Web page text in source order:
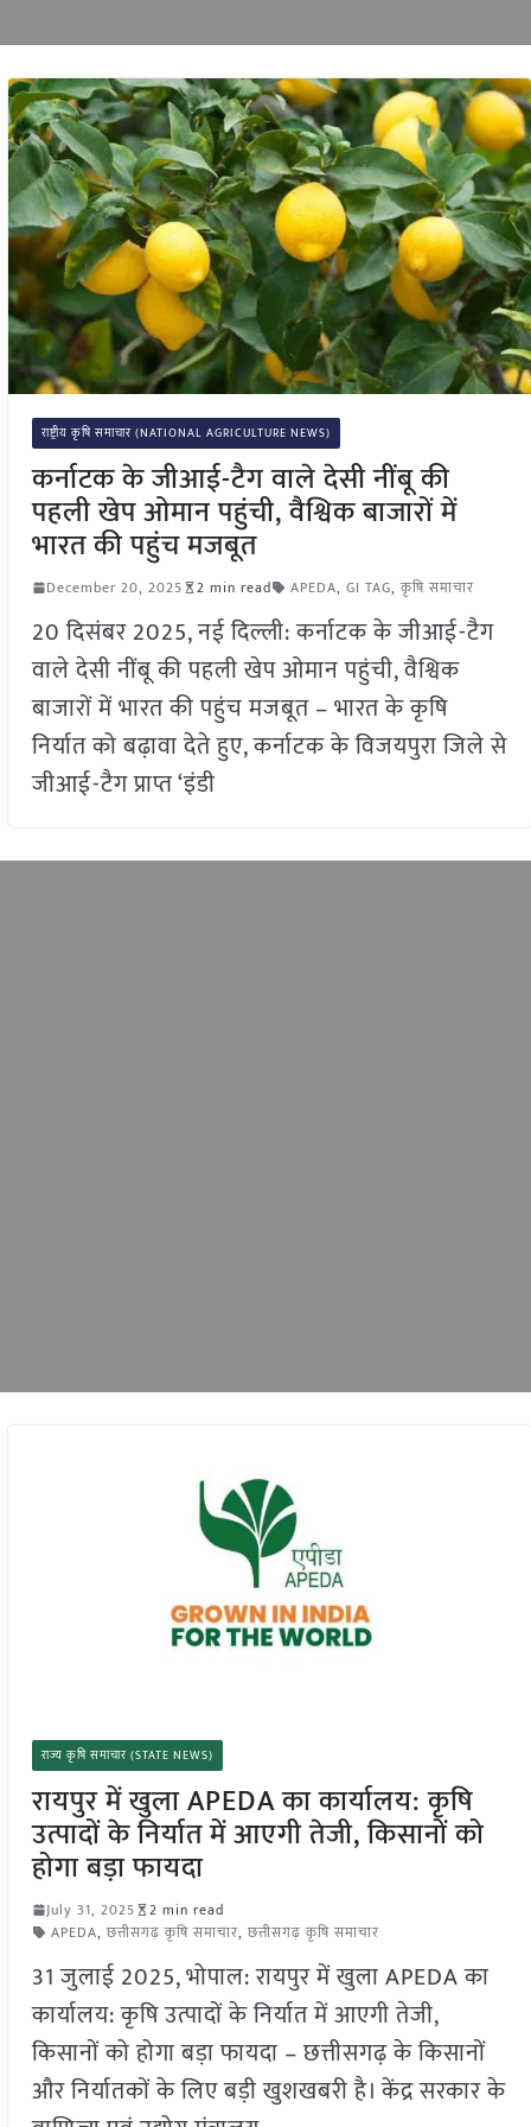
राष्ट्रीय कृषि समाचार (NATIONAL AGRICULTURE NEWS)
कर्नाटक के जीआई-टैग वाले देसी नींबू की
पहली खेप ओमान पहुंची, वैश्विक बाजारों में
भारत की पहुंच मजबूत
December 20, 2025 2 min read APEDA, GI TAG, कृषि समाचार
20 दिसंबर 2025, नई दिल्ली: कर्नाटक के जीआई-टैग
वाले देसी नींबू की पहली खेप ओमान पहुंची, वैश्विक
बाजारों में भारत की पहुंच मजबूत – भारत के कृषि
निर्यात को बढ़ावा देते हुए, कर्नाटक के विजयपुरा जिले से
जीआई-टैग प्राप्त ‘इंडी
राज्य कृषि समाचार (STATE NEWS)
रायपुर में खुला APEDA का कार्यालय: कृषि
उत्पादों के निर्यात में आएगी तेजी, किसानों को
होगा बड़ा फायदा
July 31, 2025
2 min read
APEDA, छत्तीसगढ़ कृषि समाचार, छत्तीसगढ़ कृषि समाचार
31 जुलाई 2025, भोपाल: रायपुर में खुला APEDA का
कार्यालय: कृषि उत्पादों के निर्यात में आएगी तेजी,
किसानों को होगा बड़ा फायदा – छत्तीसगढ़ के किसानों
और निर्यातकों के लिए बड़ी खुशखबरी है। केंद्र सरकार के